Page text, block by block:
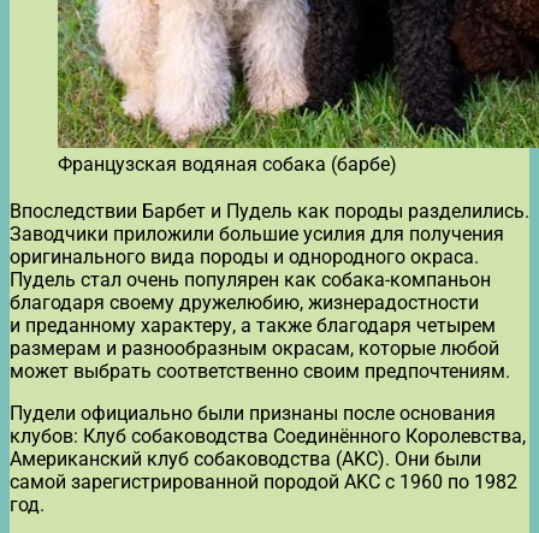
Французская водяная собака (барбе)
Впоследствии Барбет и Пудель как породы разделились.
Заводчики приложили большие усилия для получения
оригинального вида породы и однородного окраса.
Пудель стал очень популярен как собака-компаньон
благодаря своему дружелюбию, жизнерадостности
и преданному характеру, а также благодаря четырем
размерам и разнообразным окрасам, которые любой
может выбрать соответственно своим предпочтениям.
Пудели официально были признаны после основания
клубов: Клуб собаководства Соединённого Королевства,
Американский клуб собаководства (AKC). Они были
самой зарегистрированной породой AKC с 1960 по 1982
год.